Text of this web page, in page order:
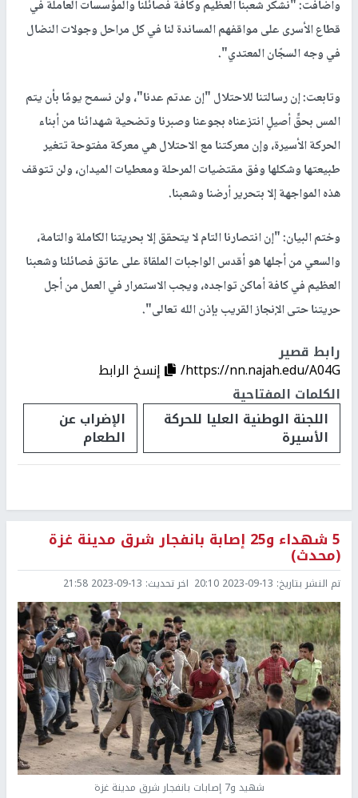
وأضافت: "نشكر شعبنا العظيم وكافة فصائلنا والمؤسسات العاملة في
قطاع الأسرى على مواقفهم المساندة لنا في كل مراحل وجولات النضال
في وجه السجّان المعتدي".
وتابعت: إن رسالتنا للاحتلال "إن عدتم عدنا"، ولن نسمح يومًا بأن يتم
المس بحقٍّ أصيلٍ انتزعناه بجوعنا وصبرنا وتضحية شهدائنا من أبناء
الحركة الأسيرة، وإن معركتنا مع الاحتلال هي معركة مفتوحة تتغير
طبيعتها وشكلها وفق مقتضيات المرحلة ومعطيات الميدان، ولن تتوقف
هذه المواجهة إلا بتحرير أرضنا وشعبنا.
وختم البيان: "إن انتصارنا التام لا يتحقق إلا بحريتنا الكاملة والتامة،
والسعي من أجلها هو أقدس الواجبات الملقاة على عاتق فصائلنا وشعبنا
العظيم في كافة أماكن تواجده، ويجب الاستمرار في العمل من أجل
حريتنا حتى الإنجاز القريب بإذن الله تعالى".
رابط قصير
https://nn.najah.edu/A04G/
إنسخ الرابط
الكلمات المفتاحية
اللجنة الوطنية العليا للحركة
الأسيرة
الإضراب عن
الطعام
5 شهداء و25 إصابة بانفجار شرق مدينة غزة
(محدث)
تم النشر بتاريخ: 2023-09-13 20:10 اخر تحديث: 2023-09-13 21:58
شهيد و7 إصابات بانفجار شرق مدينة غزة